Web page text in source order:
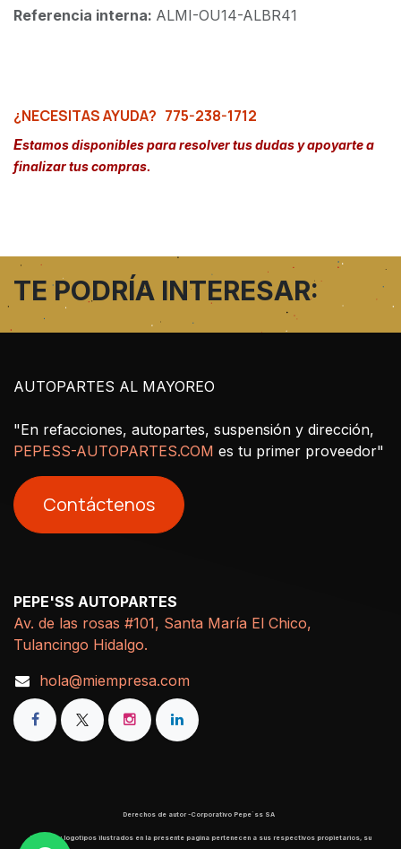
Referencia interna: ALMI-OU14-ALBR41
¿NECESITAS AYUDA? 775-238-1712
Estamos disponibles para resolver tus dudas y apoyarte a
finalizar tus compras.
TE PODRÍA INTERESAR:
AUTOPARTES AL MAYOREO
"En refacciones, autopartes, suspensión y dirección,
PEPESS-AUTOPARTES.COM es tu primer proveedor"
Contáctenos
PEPE'SS AUTOPARTES
Av. de las rosas #101, Santa María El Chico,
Tulancingo Hidalgo.
hola@miempresa.com
Derechos de autor -Corporativo Pepe´ss SA
​ Marcas y logotipos ilustrados en la presente pagina pertenecen a sus respectivos propietarios, su